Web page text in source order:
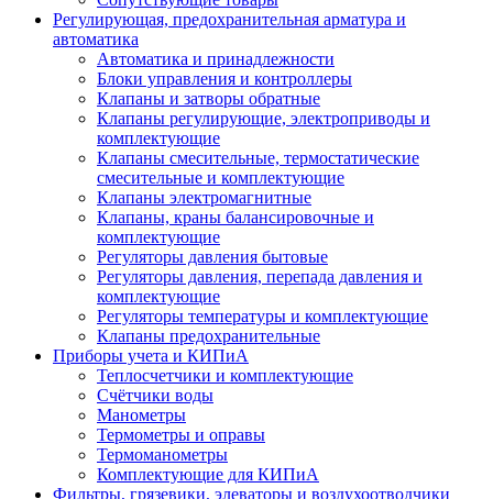
Регулирующая, предохранительная арматура и
автоматика
Автоматика и принадлежности
Блоки управления и контроллеры
Клапаны и затворы обратные
Клапаны регулирующие, электроприводы и
комплектующие
Клапаны смесительные, термостатические
смесительные и комплектующие
Клапаны электромагнитные
Клапаны, краны балансировочные и
комплектующие
Регуляторы давления бытовые
Регуляторы давления, перепада давления и
комплектующие
Регуляторы температуры и комплектующие
Клапаны предохранительные
Приборы учета и КИПиА
Теплосчетчики и комплектующие
Счётчики воды
Манометры
Термометры и оправы
Термоманометры
Комплектующие для КИПиА
Фильтры, грязевики, элеваторы и воздухоотводчики